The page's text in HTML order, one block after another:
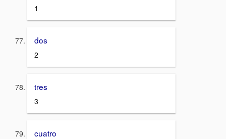
1
dos
2
tres
3
cuatro